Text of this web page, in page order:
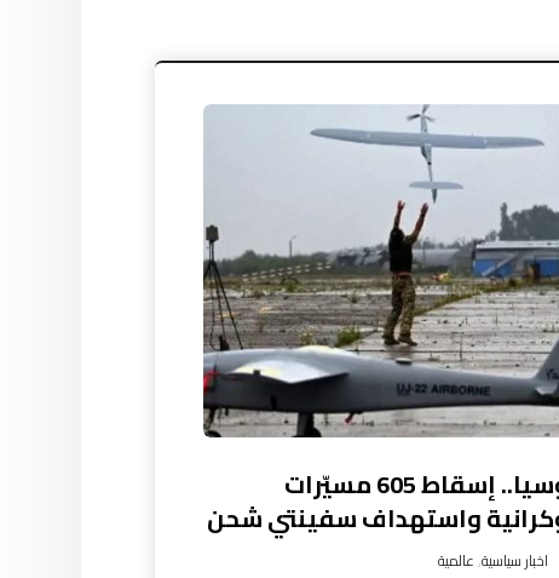
روسيا.. إسقاط 605 مسيّرات
واستهداف سفينتي شحن
اخبار سياسية,عالمية